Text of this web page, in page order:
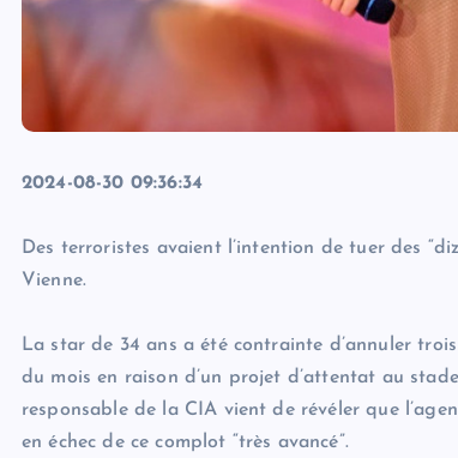
2024-08-30 09:36:34
Des terroristes avaient l’intention de tuer des
Vienne.
La star de 34 ans a été contrainte d’annuler
du mois en raison d’un projet d’attentat au
responsable de la CIA vient de révéler que
en échec de ce complot “très avancé”.